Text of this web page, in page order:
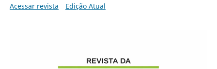
Acessar revista Edição Atual